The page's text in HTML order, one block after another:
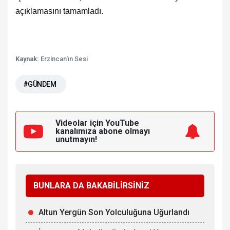
açıklamasını tamamladı.
Kaynak: Erzincan'ın Sesi
#GÜNDEM
Videolar için YouTube
kanalımıza abone olmayı
unutmayın!
BUNLARA DA BAKABİLİRSİNİZ
Altun Yergün Son Yolculuğuna Uğurlandı